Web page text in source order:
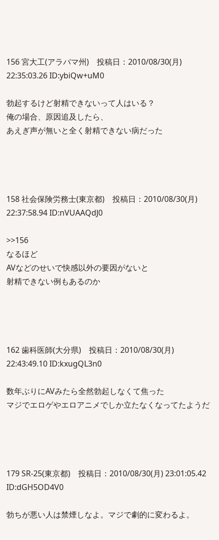
156 宮大工(アラバマ州) 投稿日：2010/08/30(月)
22:35:03.26 ID:ybiQw+uM0
勃起するけど射精できないって人はいる？
俺の場合、原因追及したら、
あえぎ声が無いと全く射精できない病だった
158 社会保険労務士(東京都) 投稿日：2010/08/30(月)
22:37:58.94 ID:nVUAAQdJ0
>>156
なるほど
AVなどのせいで快感以外の要因がないと
射精できない例もあるのか
162 歯科医師(大分県) 投稿日：2010/08/30(月)
22:43:49.10 ID:kxugQL3n0
数年ぶりにAVみたら全然勃起しなくて焦った
マジでエロゲやエロアニメでしか立たなくなってたようだ
179 SR-25(東京都) 投稿日：2010/08/30(月) 23:01:05.42
ID:dGH5OD4V0
勃ちが悪い人は禁煙しなよ。マジで劇的に変わるよ。